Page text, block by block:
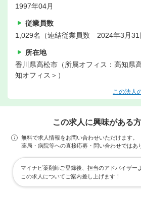
1997年04月
従業員数
1,029名（連結従業員数 2024年3月31
所在地
香川県高松市（所属オフィス：高知県
知オフィス＞）
この法人
この求人に興味がある
無料で求人情報をお問い合わせいただけます。
薬局・病院等への直接応募・問い合わせではあ
マイナビ薬剤師ご登録後、担当のアドバイザー
この求人についてご案内差し上げます！